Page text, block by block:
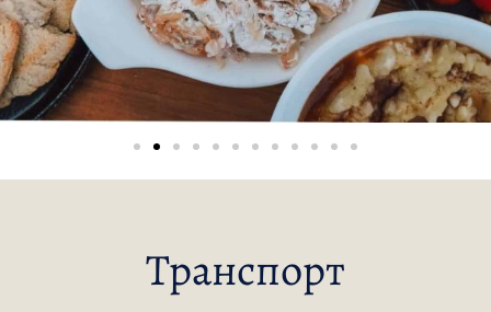
Транспорт